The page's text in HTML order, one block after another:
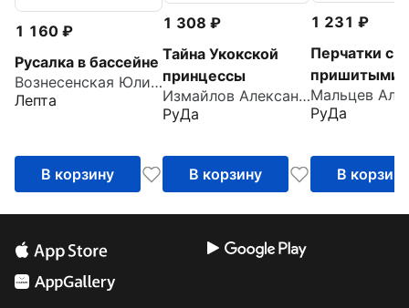
1 160
Русалка в бассейне
Вознесенская Юлия Николаевна
Лепта
В корзину
1 308
Тайна Укокской
принцессы
Измайлов Александр
РуДа
В корзину
1 231
Перчатки с
пришитыми
пальцами
РуДа
В корзину